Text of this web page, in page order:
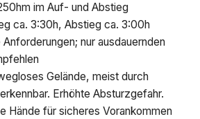
im Auf- und Abstieg
ca. 3:30h, Abstieg ca. 3:00h
Anforderungen; nur ausdauernden
Gelände, meist durch
Erhöhte Absturzgefahr.
Hände für sicheres Vorankommen